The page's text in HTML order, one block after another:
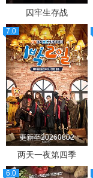
囚牢生存战
7.0
更新至20260802
两天一夜第四季
6.0